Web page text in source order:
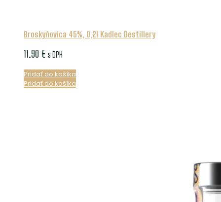
Broskyňovica 45%, 0,2l Kadlec Destillery
11.90 € s DPH
Pridať do košíka
Pridať do košíka